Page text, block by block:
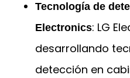
Tecnología de
Electronics: LG
desarrollando
detección en